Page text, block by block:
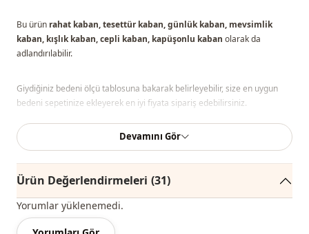
Bu ürün rahat kaban, tesettür kaban, günlük kaban, mevsimlik
kaban, kışlık kaban, cepli kaban, kapüşonlu kaban olarak da
adlandırılabilir.
Giydiğiniz bedeni ölçü tablosuna bakarak belirleyebilir, size en uygun
bedeni sepetinize ekleyerek en iyi fiyata sipariş edebilirsiniz.
Not: Ürün içeriği kabandan oluşmaktadır. (Pantolon, gömlek,
ayakkabı, çanta ve takılar dekor amaçlı kullanılmaktadır.)
Not:Ürünün renginde konsept çekimlerinden dolayı ton farklılığı olabilir.
Yıkama : 30 derecede yıkayınız.
Devamını Gör
Ürün Değerlendirmeleri (31)
Yorumlar yüklenemedi.